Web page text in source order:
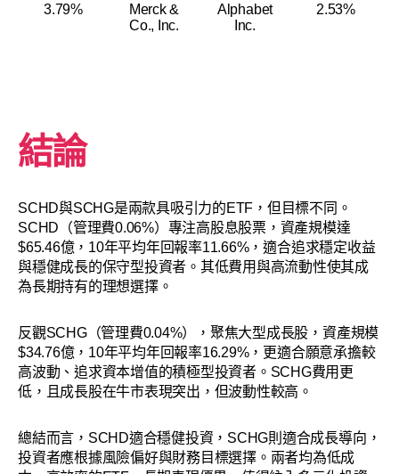
3.79%
Merck &
Co., Inc.
Alphabet
Inc.
2.53%
結論
SCHD與SCHG是兩款具吸引力的ETF，但目標不同。
SCHD（管理費0.06%）專注高股息股票，資產規模達
$65.46億，10年平均年回報率11.66%，適合追求穩定收益
與穩健成長的保守型投資者。其低費用與高流動性使其成
為長期持有的理想選擇。
反觀SCHG（管理費0.04%），聚焦大型成長股，資產規模
$34.76億，10年平均年回報率16.29%，更適合願意承擔較
高波動、追求資本增值的積極型投資者。SCHG費用更
低，且成長股在牛市表現突出，但波動性較高。
總結而言，SCHD適合穩健投資，SCHG則適合成長導向，
投資者應根據風險偏好與財務目標選擇。兩者均為低成